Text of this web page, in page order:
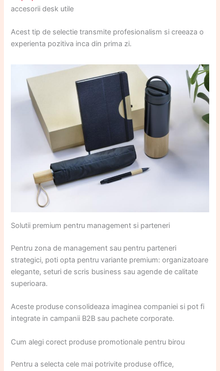
accesorii desk utile
Acest tip de selectie transmite profesionalism si creeaza o
experienta pozitiva inca din prima zi.
Solutii premium pentru management si parteneri
Pentru zona de management sau pentru parteneri
strategici, poti opta pentru variante premium: organizatoare
elegante, seturi de scris business sau agende de calitate
superioara.
Aceste produse consolideaza imaginea companiei si pot fi
integrate in campanii B2B sau pachete corporate.
Cum alegi corect produse promotionale pentru birou
Pentru a selecta cele mai potrivite produse office,